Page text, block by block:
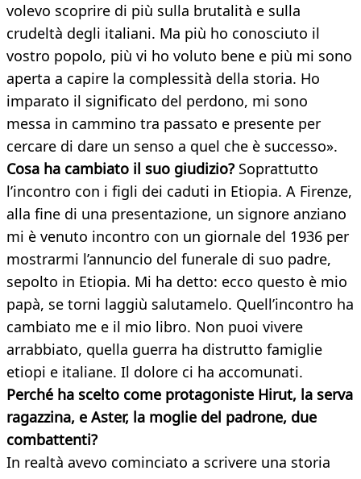
volevo scoprire di più sulla brutalità e sulla
crudeltà degli italiani. Ma più ho conosciuto il
vostro popolo, più vi ho voluto bene e più mi sono
aperta a capire la complessità della storia. Ho
imparato il significato del perdono, mi sono
messa in cammino tra passato e presente per
cercare di dare un senso a quel che è successo».
Cosa ha cambiato il suo giudizio? Soprattutto
l’incontro con i figli dei caduti in Etiopia. A Firenze,
alla fine di una presentazione, un signore anziano
mi è venuto incontro con un giornale del 1936 per
mostrarmi l’annuncio del funerale di suo padre,
sepolto in Etiopia. Mi ha detto: ecco questo è mio
papà, se torni laggiù salutamelo. Quell’incontro ha
cambiato me e il mio libro. Non puoi vivere
arrabbiato, quella guerra ha distrutto famiglie
etiopi e italiane. Il dolore ci ha accomunati.
Perché ha scelto come protagoniste Hirut, la serva
ragazzina, e Aster, la moglie del padrone, due
combattenti?
In realtà avevo cominciato a scrivere una storia